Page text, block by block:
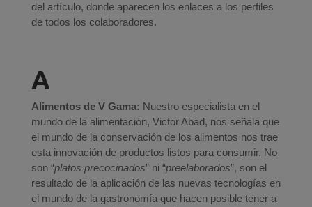
del artículo, donde aparecen los enlaces a los perfiles
de todos los colaboradores.
A
Alimentos de V Gama: Nuestro especialista en el
mundo de la alimentación, Victor Abad, nos señala que
el mundo de la conservación de los alimentos nos trae
esta innovación de productos listos para consumir. No
son “platos precocinados” ni “preelaborados”, son el
resultado de la aplicación de las nuevas tecnologías en
el mundo de la gastronomía que hacen posible tener a